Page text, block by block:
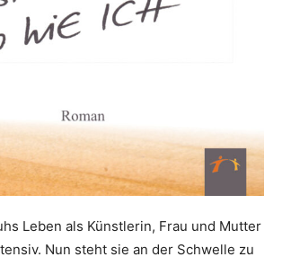
Leben als Künstlerin, Frau und Mutter
Nun steht sie an der Schwelle zu